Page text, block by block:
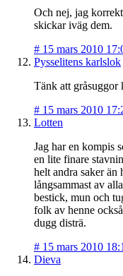
Och nej, jag
skickar iväg dem.
# 15 mars 2010
Pysselitens karlslok
Tänk att gråsuggor
# 15 mars 2010
Lotten
Jag har en kompis
en lite finare
helt andra saker än
långsammast av
bestick, mun och
folk av henne
dugg disträ.
# 15 mars 2010
Dieva